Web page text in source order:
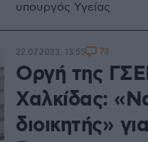
υπουργός Υγείας
Οργή της
Χαλκίδας:
διοικητής»
22.07.2023, 13:55 73